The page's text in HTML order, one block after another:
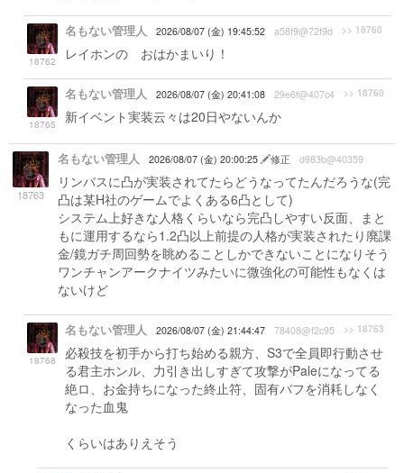
18762
名もない管理人 2026/08/07 (金) 19:45:52 a58f9@72f9d >> 18760
レイホンの おはかまいり！
18765
名もない管理人 2026/08/07 (金) 20:41:08 29e6f@407c4 >> 18760
新イベント実装云々は20日やないんか
18763
名もない管理人 2026/08/07 (金) 20:00:25 修正 d983b@40359
リンバスに凸が実装されてたらどうなってたんだろうな(完
凸は某H社のゲームでよくある6凸として)
システム上好きな人格くらいなら完凸しやすい反面、まと
もに運用するなら1.2凸以上前提の人格が実装されたり廃課
金/鏡ガチ周回勢を眺めることしかできないことになりそう
ワンチャンアークナイツみたいに微強化の可能性もなくは
ないけど
18768
名もない管理人 2026/08/07 (金) 21:44:47 78408@f2c95 >> 18763
必殺技を初手から打ち始める親方、S3で全員即行動させ
る君主ホンル、力引き出しすぎて攻撃がPaleになってる
絶ロ、お金持ちになった終止符、固有バフを消耗しなく
なった血鬼
くらいはありえそう